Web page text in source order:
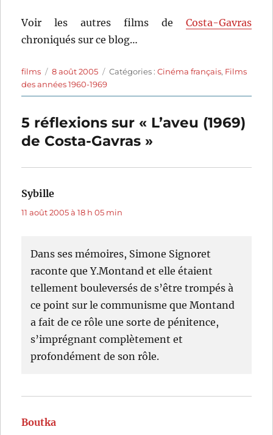
Voir les autres films de Costa-Gavras
chroniqués sur ce blog…
Auteur
films
Publié
le
8 août 2005 Catégories
Catégories :Cinéma français, Films
des années 1960-1969
5 réflexions sur « L’aveu (1969)
de Costa-Gavras »
Sybille
11 août 2005 à 18 h 05 min
Dans ses mémoires, Simone Signoret
raconte que Y.Montand et elle étaient
tellement bouleversés de s’être trompés à
ce point sur le communisme que Montand
a fait de ce rôle une sorte de pénitence,
s’imprégnant complètement et
profondément de son rôle.
Boutka